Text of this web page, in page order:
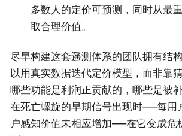
多数人的定价可预测，同时从最
取合理价值。
尽早构建这套遥测体系的团队拥有结
以用真实数据迭代定价模型，而非靠
哪些功能是利润正贡献的，哪些是被
在死亡螺旋的早期信号出现时——每用
户感知价值未相应增加——在它变成危